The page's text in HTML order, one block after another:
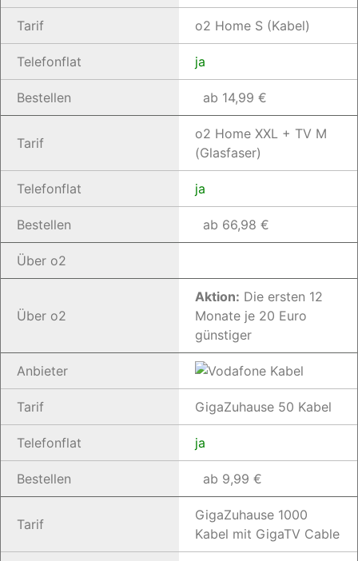
Tarif o2 Home S (Kabel)
Telefonflat ja
Bestellen ab 14,99 €
Tarif
o2 Home XXL + TV M
(Glasfaser)
Telefonflat ja
Bestellen ab 66,98 €
Über o2
Über o2
Aktion: Die ersten 12
Monate je 20 Euro
günstiger
Anbieter
Tarif GigaZuhause 50 Kabel
Telefonflat ja
Bestellen ab 9,99 €
Tarif
GigaZuhause 1000
Kabel mit GigaTV Cable